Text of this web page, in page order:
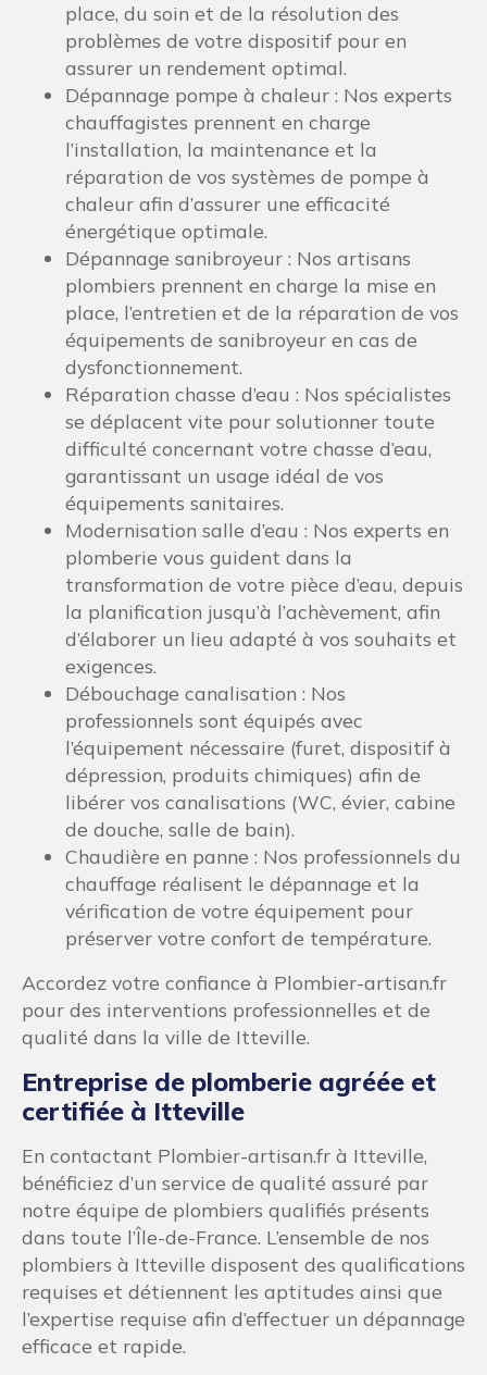
place, du soin et de la résolution des
problèmes de votre dispositif pour en
assurer un rendement optimal.
Dépannage pompe à chaleur : Nos experts
chauffagistes prennent en charge
l’installation, la maintenance et la
réparation de vos systèmes de pompe à
chaleur afin d’assurer une efficacité
énergétique optimale.
Dépannage sanibroyeur : Nos artisans
plombiers prennent en charge la mise en
place, l’entretien et de la réparation de vos
équipements de sanibroyeur en cas de
dysfonctionnement.
Réparation chasse d’eau : Nos spécialistes
se déplacent vite pour solutionner toute
difficulté concernant votre chasse d’eau,
garantissant un usage idéal de vos
équipements sanitaires.
Modernisation salle d’eau : Nos experts en
plomberie vous guident dans la
transformation de votre pièce d’eau, depuis
la planification jusqu’à l’achèvement, afin
d’élaborer un lieu adapté à vos souhaits et
exigences.
Débouchage canalisation : Nos
professionnels sont équipés avec
l’équipement nécessaire (furet, dispositif à
dépression, produits chimiques) afin de
libérer vos canalisations (WC, évier, cabine
de douche, salle de bain).
Chaudière en panne : Nos professionnels du
chauffage réalisent le dépannage et la
vérification de votre équipement pour
préserver votre confort de température.
Accordez votre confiance à Plombier-artisan.fr
pour des interventions professionnelles et de
qualité dans la ville de Itteville.
Entreprise de plomberie agréée et
certifiée à Itteville
En contactant Plombier-artisan.fr à Itteville,
bénéficiez d’un service de qualité assuré par
notre équipe de plombiers qualifiés présents
dans toute l’Île-de-France. L’ensemble de nos
plombiers à Itteville disposent des qualifications
requises et détiennent les aptitudes ainsi que
l’expertise requise afin d’effectuer un dépannage
efficace et rapide.